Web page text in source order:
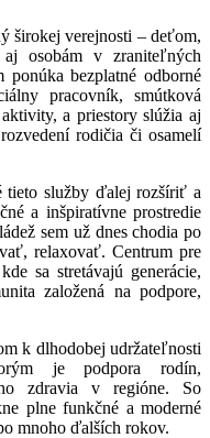
širokej verejnosti – deťom,
osobám v zraniteľných
ponúka bezplatné odborné
pracovník, smútková
a priestory slúžia aj
rodičia či osamelí
tieto služby ďalej rozšíriť a
a inšpiratívne prostredie
sem už dnes chodia po
relaxovať. Centrum pre
sa stretávajú generácie,
založená na podpore,
k dlhodobej udržateľnosti
je podpora rodín,
zdravia v regióne. So
plne funkčné a moderné
mnoho ďalších rokov.